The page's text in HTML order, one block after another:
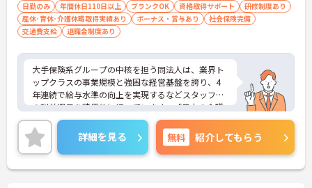
日勤のみ
年間休日110日以上 ブランクOK 資格取得サポート
研修制度あり
産休･育休･介護休暇取得実績あり
ボーナス・賞与あり
社会保険完備
交通費支給
退職金制度あり
大手保険系グループの中核を担う同法人は、業界ト
ップクラスの事業規模と強固な経営基盤を誇り、4
年連続で給与水準の向上を実現するなどスタッフへ
の利益還元を積極的に行っています。「日本の介護
を変える」という明確なパーパスのもと、最先端のI
CT技術の導入による業務効率化や、スタッフの身体
的負担の軽減に注力しています。また、独自の企業
内大学を通じた圧倒的な教育体制や、国内最高水準
の子育て支援制度を整備しており、ライフステージ
詳細を見る 無料 紹介してもらう